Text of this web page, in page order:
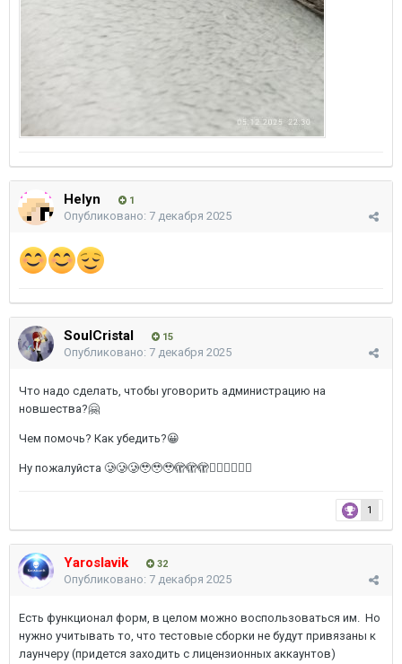
Helyn 1
Опубликовано: 7 декабря 2025
SoulCristal 15
Опубликовано: 7 декабря 2025
Что надо сделать, чтобы уговорить администрацию на
новшества?🤗
Чем помочь? Как убедить?😀
Ну пожалуйста 🥲🥲🥲🥹🥹🥹🫣🫣🫣😶‍🌫️😶‍🌫️😶‍🌫️
1
Yaroslavik 32
Опубликовано: 7 декабря 2025
Есть функционал форм, в целом можно воспользоваться им. Но
нужно учитывать то, что тестовые сборки не будут привязаны к
лаунчеру (придется заходить с лицензионных аккаунтов)